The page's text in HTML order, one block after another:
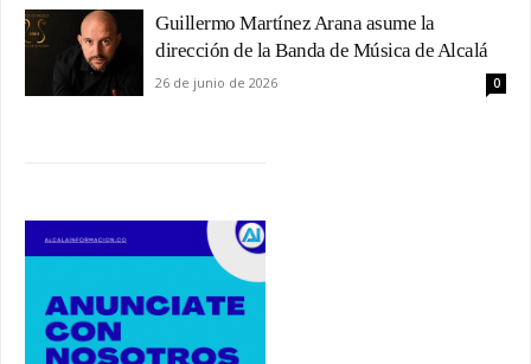
Guillermo Martínez Arana asume la
dirección de la Banda de Música de Alcalá
26 de junio de 2026 0